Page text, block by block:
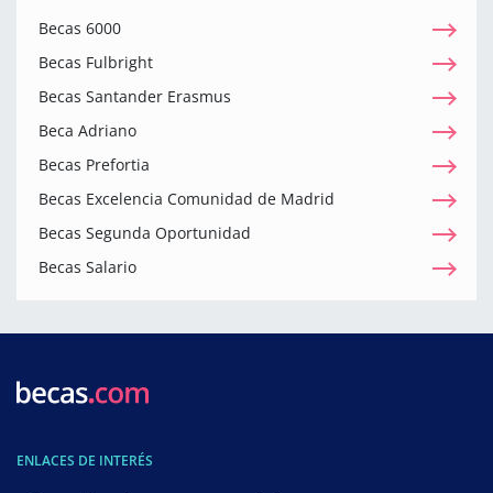
Becas 6000
Becas Fulbright
Becas Santander Erasmus
Beca Adriano
Becas Prefortia
Becas Excelencia Comunidad de Madrid
Becas Segunda Oportunidad
Becas Salario
ENLACES DE INTERÉS